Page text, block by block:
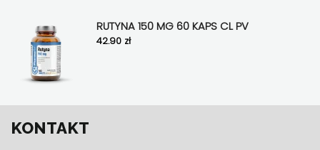
RUTYNA 150 MG 60 KAPS CL PV
42.90 zł
KONTAKT